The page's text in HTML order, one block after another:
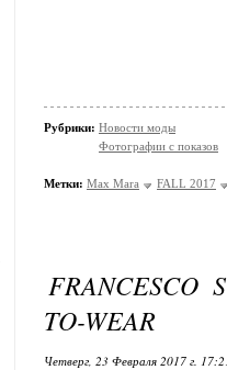
Рубрики: Новости моды
Фотографии с показов
Метки: Max Mara FALL 2017
FRANCESCO
TO-WEAR
Четверг, 23 Февраля 2017 г.